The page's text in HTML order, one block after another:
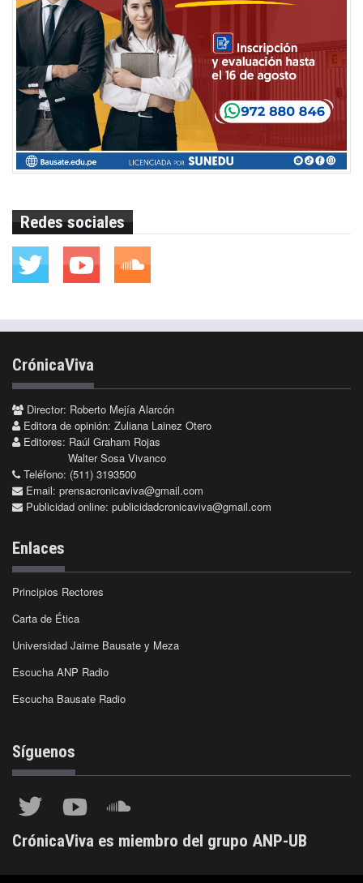
Redes sociales
CrónicaViva
Director: Roberto Mejía Alarcón
Editora de opinión: Zuliana Lainez Otero
Editores: Raúl Graham Rojas
Walter Sosa Vivanco
Teléfono: (511) 3193500
Email: prensacronicaviva@gmail.com
Publicidad online: publicidadcronicaviva@gmail.com
Enlaces
Principios Rectores
Carta de Ética
Universidad Jaime Bausate y Meza
Escucha ANP Radio
Escucha Bausate Radio
Síguenos
CrónicaViva es miembro del grupo ANP-UB